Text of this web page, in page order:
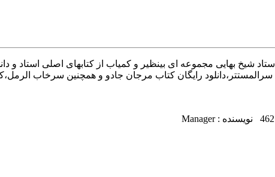
شیخ بهایی مجموعه ای بینظیر و کمیاب از کتابهای اصلی استاد و
رایگان کتاب مرجان جادو و همچنین سرخاب
نویسنده : Manager